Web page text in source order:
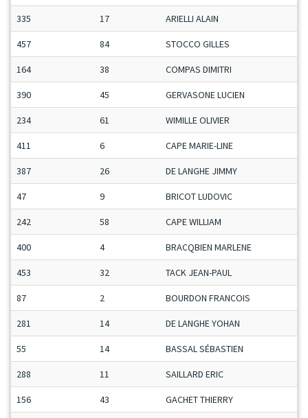
335 17 ARIELLI ALAIN
457 84 STOCCO GILLES
164 38 COMPAS DIMITRI
390 45 GERVASONE LUCIEN
234 61 WIMILLE OLIVIER
411 6 CAPE MARIE-LINE
387 26 DE LANGHE JIMMY
47 9 BRICOT LUDOVIC
242 58 CAPE WILLIAM
400 4 BRACQBIEN MARLENE
453 32 TACK JEAN-PAUL
87 2 BOURDON FRANCOIS
281 14 DE LANGHE YOHAN
55 14 BASSAL SÉBASTIEN
288 11 SAILLARD ERIC
156 43 GACHET THIERRY